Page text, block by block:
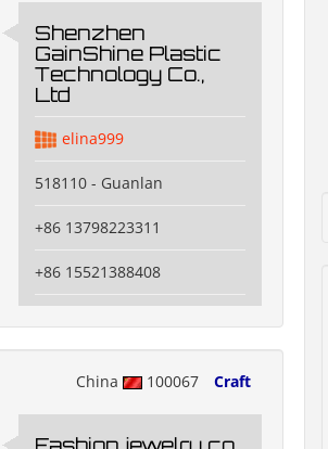
Shenzhen
GainShine Plastic
Technology Co.,
Ltd
elina999
518110 - Guanlan
+86 13798223311
+86 15521388408
China 100067 Craft